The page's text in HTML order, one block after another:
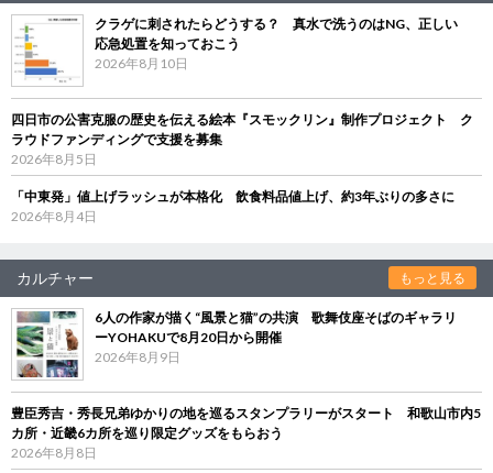
クラゲに刺されたらどうする？ 真水で洗うのはNG、正しい
応急処置を知っておこう
2026年8月10日
四日市の公害克服の歴史を伝える絵本『スモックリン』制作プロジェクト ク
ラウドファンディングで支援を募集
2026年8月5日
「中東発」値上げラッシュが本格化 飲食料品値上げ、約3年ぶりの多さに
2026年8月4日
カルチャー もっと見る
6人の作家が描く“風景と猫”の共演 歌舞伎座そばのギャラリ
ーYOHAKUで8月20日から開催
2026年8月9日
豊臣秀吉・秀長兄弟ゆかりの地を巡るスタンプラリーがスタート 和歌山市内5
カ所・近畿6カ所を巡り限定グッズをもらおう
2026年8月8日